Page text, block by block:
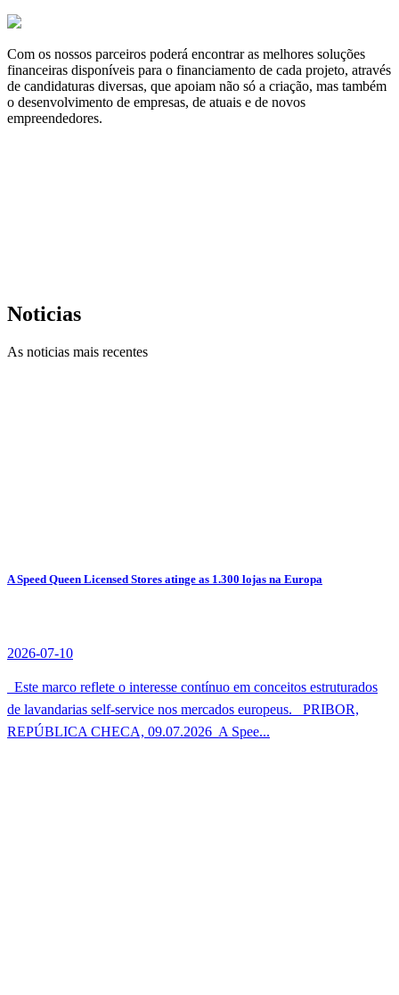
Com os nossos parceiros poderá encontrar as melhores soluções
financeiras disponíveis para o financiamento de cada projeto, através
de candidaturas diversas, que apoiam não só a criação, mas também
o desenvolvimento de empresas, de atuais e de novos
empreendedores.
Noticias
As noticias mais recentes
A Speed Queen Licensed Stores atinge as 1.300 lojas na Europa
2026-07-10
Este marco reflete o interesse contínuo em conceitos estruturados
de lavandarias self-service nos mercados europeus. PRIBOR,
REPÚBLICA CHECA, 09.07.2026  A Spee...